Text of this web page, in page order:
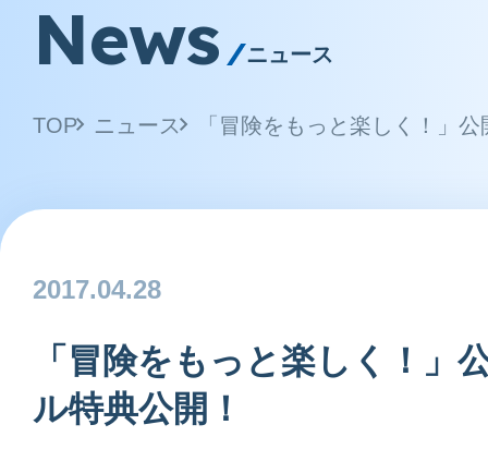
News ニュース
TOP ニュース 「冒険をもっと楽しく！」
2017.04.28
「冒険をもっと楽しく！」
ル特典公開！